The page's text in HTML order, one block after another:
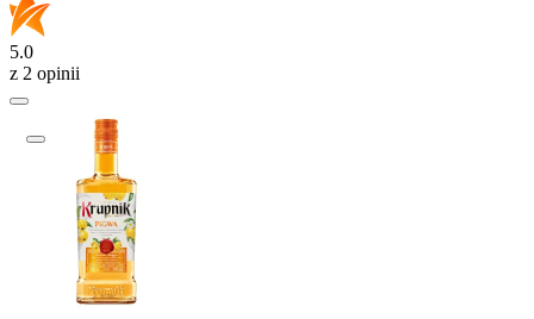
5.0
z 2 opinii